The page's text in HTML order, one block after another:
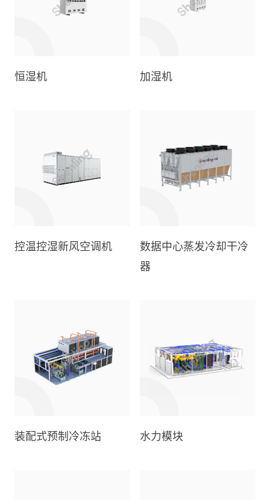
恒湿机 加湿机
控温控湿新风空调机
数据中心蒸发冷却干冷
器
装配式预制冷冻站 水力模块